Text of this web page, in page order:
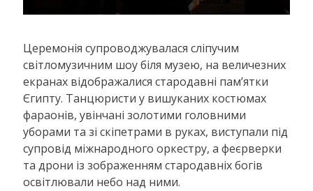
Церемонія супроводжувалася сліпучим
світломузичним шоу біля музею, на величезних
екранах відображалися стародавні пам’ятки
Єгипту. Танцюристи у вишуканих костюмах
фараонів, увінчані золотими головними
уборами та зі скіпетрами в руках, виступали під
супровід міжнародного оркестру, а феєрверки
та дрони із зображенням стародавніх богів
освітлювали небо над ними.